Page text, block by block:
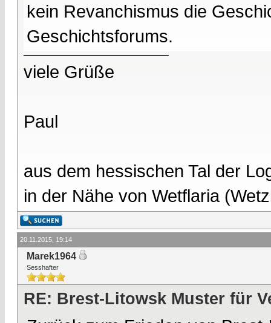
kein Revanchismus die
Geschichtsforums.
viele Grüße
Paul
aus dem hessischen Tal der
in der Nähe von Wetflaria
20.11.2015, 19:14
Marek1964
Sesshafter
RE: Brest-Litowsk Muster für